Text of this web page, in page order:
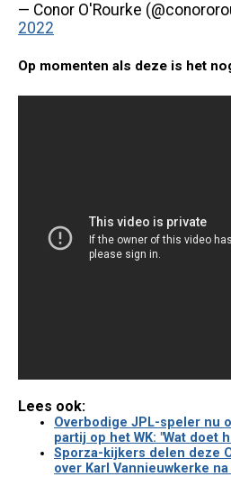
— Conor O'Rourke
2022
Op momenten als deze is het
Lees ook:
Overbodige JPL-speler nu
partij op het WK: "Wat doet
Sporza-kijkers delen deze
over Karl Vannieuwkerke